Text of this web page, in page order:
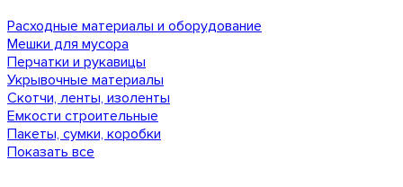
Расходные материалы и оборудование
Мешки для мусора
Перчатки и рукавицы
Укрывочные материалы
Скотчи, ленты, изоленты
Емкости строительные
Пакеты, сумки, коробки
Показать все